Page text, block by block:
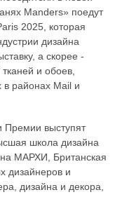
Manders» поедут
2025, которая
дизайна
а скорее -
и обоев,
в районах Mail и
Премии выступят
школа дизайна
МАРХИ, Британская
дизайнеров и
дизайна и декора,